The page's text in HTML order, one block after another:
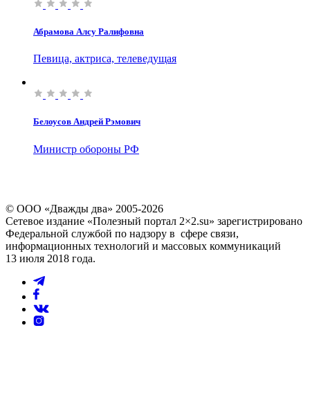
Абрамова Алсу Ралифовна
Певица, актриса, телеведущая
Белоусов Андрей Рэмович
Министр обороны РФ
© ООО «Дважды два» 2005-2026
Сетевое издание «Полезный портал 2×2.su» зарегистрировано
Федеральной службой по надзору в сфере связи,
информационных технологий и массовых коммуникаций
13 июля 2018 года.